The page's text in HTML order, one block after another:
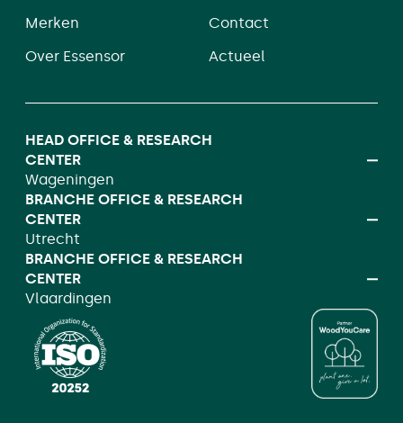
Merken
Contact
Over Essensor
Actueel
HEAD OFFICE & RESEARCH
CENTER
Wageningen
BRANCHE OFFICE & RESEARCH
CENTER
Utrecht
BRANCHE OFFICE & RESEARCH
CENTER
Vlaardingen